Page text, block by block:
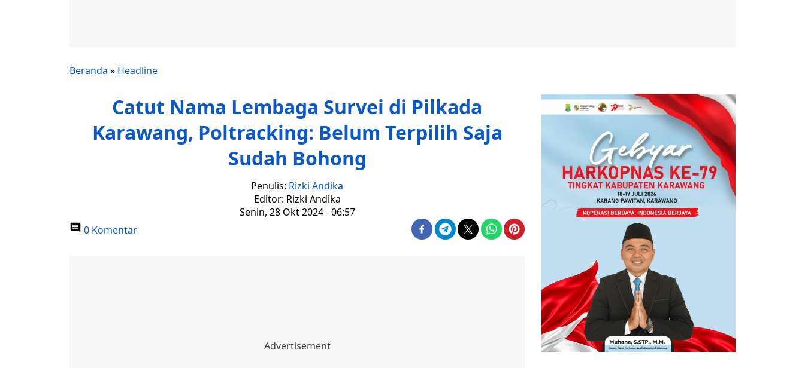
Beranda » Headline
Catut Nama Lembaga Survei di Pilkada
Karawang, Poltracking: Belum Terpilih Saja
Sudah Bohong
Penulis: Rizki Andika
Editor: Rizki Andika
Senin, 28 Okt 2024 - 06:57
0 Komentar